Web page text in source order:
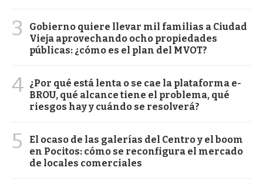
3
Gobierno quiere llevar mil familias a Ciudad
Vieja aprovechando ocho propiedades
públicas: ¿cómo es el plan del MVOT?
4 ¿Por qué está lenta o se cae la plataforma e-
BROU, qué alcance tiene el problema, qué
riesgos hay y cuándo se resolverá?
5
El ocaso de las galerías del Centro y el boom
en Pocitos: cómo se reconfigura el mercado
de locales comerciales